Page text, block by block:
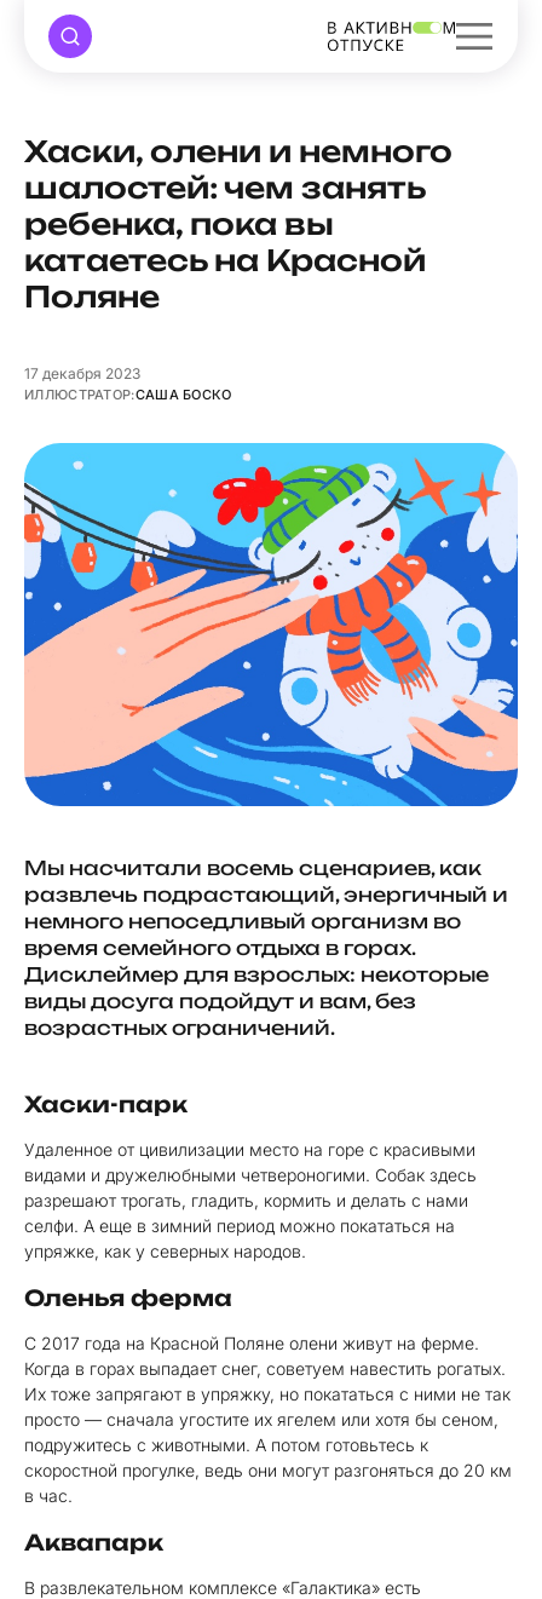
Хаски, олени и немного
шалостей: чем занять
ребенка, пока вы
катаетесь на Красной
Поляне
17 декабря 2023
ИЛЛЮСТРАТОР:САША БОСКО
Мы насчитали восемь сценариев, как
развлечь подрастающий, энергичный и
немного непоседливый организм во
время семейного отдыха в горах.
Дисклеймер для взрослых: некоторые
виды досуга подойдут и вам, без
возрастных ограничений.
Хаски-парк
Удаленное от цивилизации место на горе с красивыми
видами и дружелюбными четвероногими. Собак здесь
разрешают трогать, гладить, кормить и делать с нами
селфи. А еще в зимний период можно покататься на
упряжке, как у северных народов.
Оленья ферма
С 2017 года на Красной Поляне олени живут на ферме.
Когда в горах выпадает снег, советуем навестить рогатых.
Их тоже запрягают в упряжку, но покататься с ними не так
просто — сначала угостите их ягелем или хотя бы сеном,
подружитесь с животными. А потом готовьтесь к
скоростной прогулке, ведь они могут разгоняться до 20 км
в час.
Аквапарк
В развлекательном комплексе «Галактика» есть